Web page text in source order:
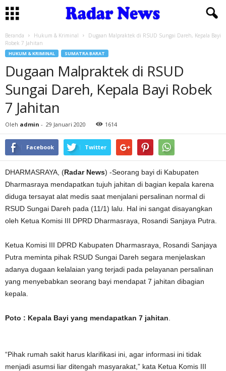
Beranda Hukum & Kriminal
Dugaan Malpraktek di RSUD Sungai Dareh, Kepala Bayi
Robek 7 Jahitan
HUKUM & KRIMINAL SUMATRA BARAT
Dugaan Malpraktek di RSUD
Sungai Dareh, Kepala Bayi Robek
7 Jahitan
Oleh admin - 29 Januari 2020 1614
Facebook Twitter
DHARMASRAYA, (Radar News) -Seorang bayi di Kabupaten
Dharmasraya mendapatkan tujuh jahitan di bagian kepala karena
diduga tersayat alat medis saat menjalani persalinan normal di
RSUD Sungai Dareh pada (11/1) lalu. Hal ini sangat disayangkan
oleh Ketua Komisi III DPRD Dharmasraya, Rosandi Sanjaya Putra.
Ketua Komisi III DPRD Kabupaten Dharmasraya, Rosandi Sanjaya
Putra meminta pihak RSUD Sungai Dareh segara menjelaskan
adanya dugaan kelalaian yang terjadi pada pelayanan persalinan
yang menyebabkan seorang bayi mendapat 7 jahitan dibagian
kepala.
Poto : Kepala Bayi yang mendapatkan 7 jahitan
“Pihak rumah sakit harus klarifikasi ini, agar informasi ini tidak
menjadi asumsi liar ditengah masyarakat,” kata Ketua Komis III